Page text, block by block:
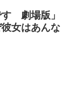
す 劇場版」
女はあんな